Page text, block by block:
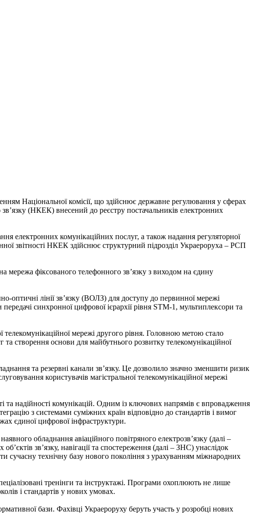
Національної комісії, що здійснює державне регулювання у сферах
(НКЕК) внесений до реєстру постачальників електронних
електронних комунікаційних послуг, а також надання регуляторної
звітності НКЕК здійснює структурний підрозділ Украероруха – РСП
мережа фіксованого телефонного зв’язку з виходом на єдину
лінії зв’язку (ВОЛЗ) для доступу до первинної мережі
синхронної цифрової ієрархії рівня STM-1, мультиплексори та
телекомунікаційної мережі другого рівня. Головною метою стало
та створення основи для майбутнього розвитку телекомунікаційної
та резервні канали зв’язку. Це дозволило значно зменшити ризик
користувачів магістральної телекомунікаційної мережі
надійності комунікацій. Одним із ключових напрямів є впровадження
з системами суміжних країн відповідно до стандартів і вимог
єдиної цифрової інфраструктури.
обладнання авіаційного повітряного електрозв’язку (далі –
зв’язку, навігації та спостереження (далі – ЗНС) унаслідок
сучасну технічну базу нового покоління з урахуванням міжнародних
тренінги та інструктажі. Програми охоплюють не лише
і стандартів у нових умовах.
бази. Фахівці Украероруху беруть участь у розробці нових